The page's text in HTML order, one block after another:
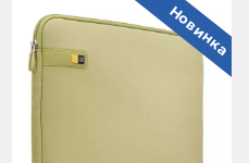
Новинка